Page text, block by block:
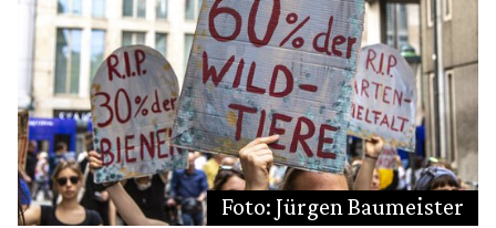
Foto: Jürgen Baumeister